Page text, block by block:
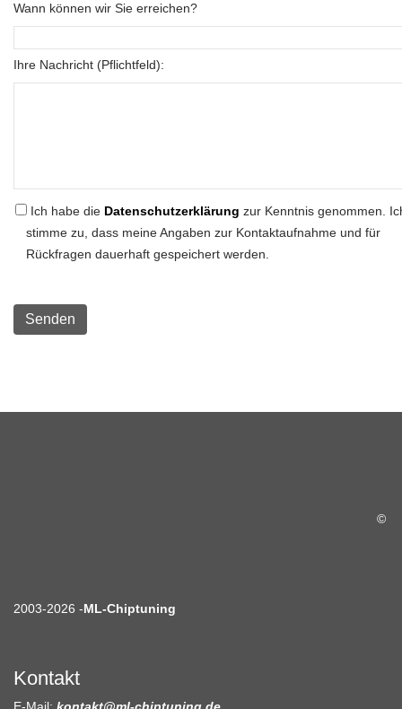
Wann können wir Sie erreichen?
Ihre Nachricht (Pflichtfeld):
Ich habe die Datenschutzerklärung zur Kenntnis genommen.
stimme zu, dass meine Angaben zur Kontaktaufnahme und für
Rückfragen dauerhaft gespeichert werden.
©
2003-2026 -ML-Chiptuning
Kontakt